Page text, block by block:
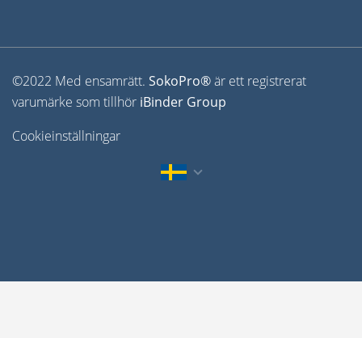
©2022 Med ensamrätt. SokoPro®är ett registrerat
varumärke som tillhör iBinder Group
Cookieinställningar